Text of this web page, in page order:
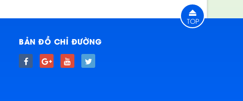
TOP
BẢN ĐỒ CHỈ ĐƯỜNG